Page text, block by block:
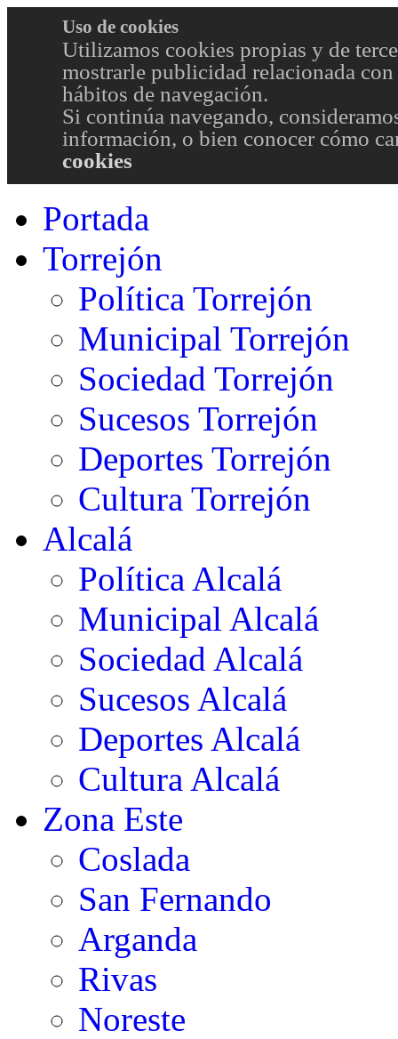
Uso de cookies
Utilizamos cookies propias y de
mostrarle publicidad relacionada
hábitos de navegación.
Si continúa navegando,
información, o bien conocer cómo
cookies
Portada
Torrejón
Política Torrejón
Municipal Torrejón
Sociedad Torrejón
Sucesos Torrejón
Deportes Torrejón
Cultura Torrejón
Alcalá
Política Alcalá
Municipal Alcalá
Sociedad Alcalá
Sucesos Alcalá
Deportes Alcalá
Cultura Alcalá
Zona Este
Coslada
San Fernando
Arganda
Rivas
Noreste